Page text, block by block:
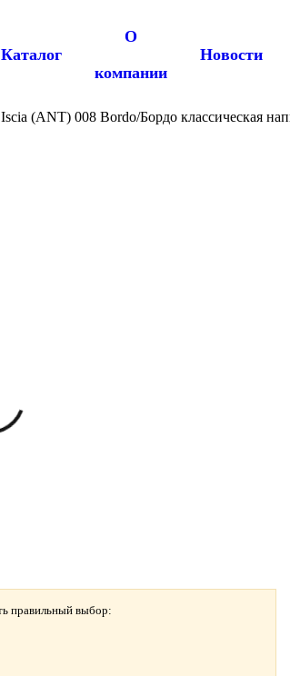
Каталог
О
компании
Новости
(ANT) 008 Bordo/Бордо классическая
правильный выбор: